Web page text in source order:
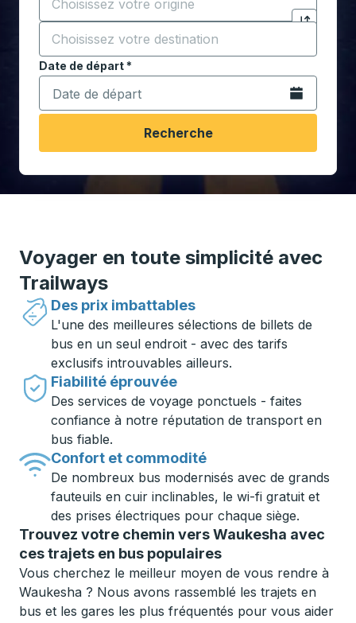
Commencez à saisir la ville d'origine pour ouvrir
Cliquez
Destination*
Commencez à saisir la ville de destination pour
Date de départ*
Tapez la date au format date Barre oblique du mois à
Ouvrez le
Recherche
Voyager en toute simplicité avec
Trailways
Des prix imbattables
L'une des meilleures sélections de billets de
bus en un seul endroit - avec des tarifs
exclusifs introuvables ailleurs.
Fiabilité éprouvée
Des services de voyage ponctuels - faites
confiance à notre réputation de transport en
bus fiable.
Confort et commodité
De nombreux bus modernisés avec de grands
fauteuils en cuir inclinables, le wi-fi gratuit et
des prises électriques pour chaque siège.
Trouvez votre chemin vers Waukesha avec
ces trajets en bus populaires
Vous cherchez le meilleur moyen de vous rendre à
Waukesha ? Nous avons rassemblé les trajets en
bus et les gares les plus fréquentés pour vous aider